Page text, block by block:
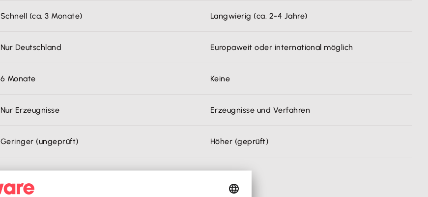
Schnell (ca. 3 Monate) Langwierig (ca. 2-4 Jahre)
Nur Deutschland Europaweit oder international möglich
6 Monate Keine
Nur Erzeugnisse Erzeugnisse und Verfahren
Geringer (ungeprüft) Höher (geprüft)